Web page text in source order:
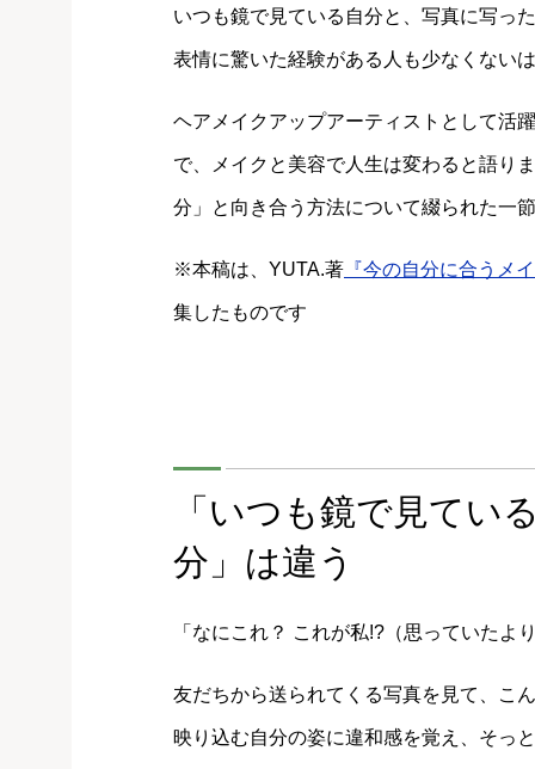
いつも鏡で見ている自分と、写真に写っ
表情に驚いた経験がある人も少なくない
ヘアメイクアップアーティストとして活
で、メイクと美容で人生は変わると語り
分」と向き合う方法について綴られた一
※本稿は、YUTA.著 『今の自分に合うメ
集したものです
「いつも鏡で見てい
分」は違う
「なにこれ？ これが私!?（思っていたよ
友だちから送られてくる写真を見て、こ
映り込む自分の姿に違和感を覚え、そっ